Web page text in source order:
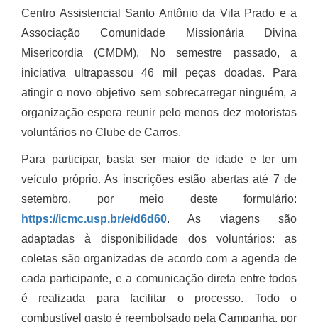
Centro Assistencial Santo Antônio da Vila Prado e a
Associação Comunidade Missionária Divina
Misericordia (CMDM). No semestre passado, a
iniciativa ultrapassou 46 mil peças doadas. Para
atingir o novo objetivo sem sobrecarregar ninguém, a
organização espera reunir pelo menos dez motoristas
voluntários no Clube de Carros.
Para participar, basta ser maior de idade e ter um
veículo próprio. As inscrições estão abertas até 7 de
setembro, por meio deste formulário:
https://icmc.usp.br/e/d6d60. As viagens são
adaptadas à disponibilidade dos voluntários: as
coletas são organizadas de acordo com a agenda de
cada participante, e a comunicação direta entre todos
é realizada para facilitar o processo. Todo o
combustível gasto é reembolsado pela Campanha, por